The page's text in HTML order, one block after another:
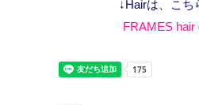
↓Hairは、こち
FRAMES hair